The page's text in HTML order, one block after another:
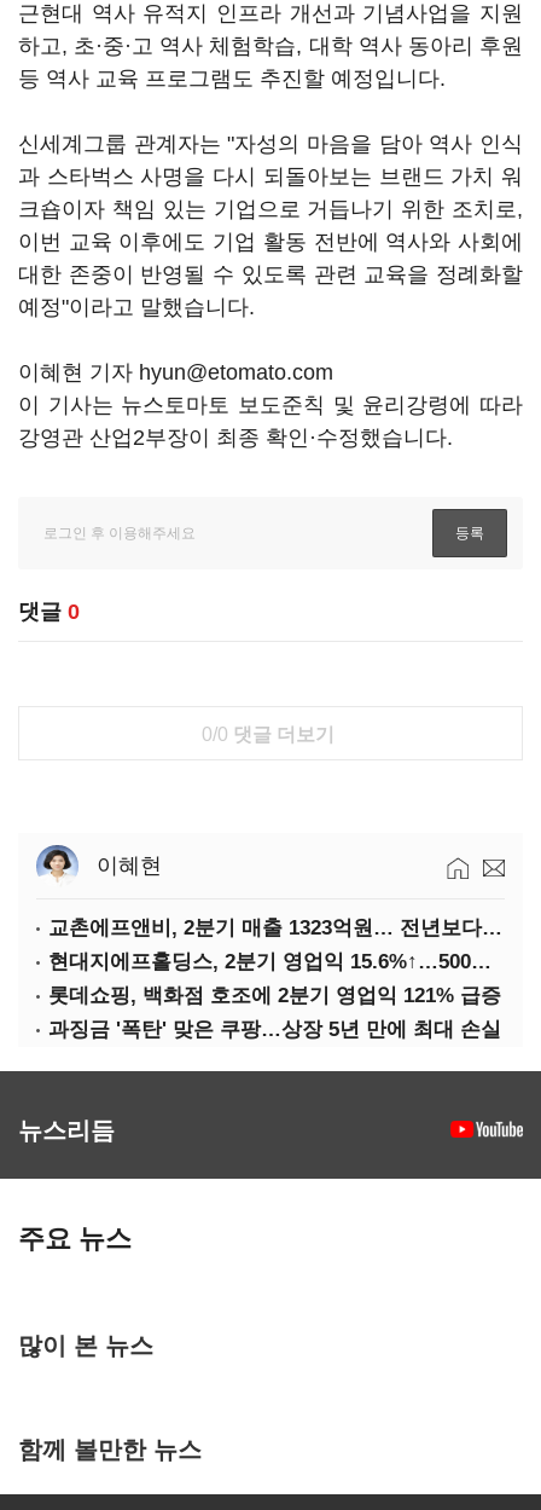
근현대 역사 유적지 인프라 개선과 기념사업을 지원
하고, 초·중·고 역사 체험학습, 대학 역사 동아리 후원
등 역사 교육 프로그램도 추진할 예정입니다.
신세계그룹 관계자는 "자성의 마음을 담아 역사 인식
과 스타벅스 사명을 다시 되돌아보는 브랜드 가치 워
크숍이자 책임 있는 기업으로 거듭나기 위한 조치로,
이번 교육 이후에도 기업 활동 전반에 역사와 사회에
대한 존중이 반영될 수 있도록 관련 교육을 정례화할
예정"이라고 말했습니다.
이혜현 기자 hyun@etomato.com
이 기사는 뉴스토마토 보도준칙 및 윤리강령에 따라
강영관 산업2부장이 최종 확인·수정했습니다.
댓글 0
0/0 댓글 더보기
이혜현
교촌에프앤비, 2분기 매출 1323억원… 전년보다 4.9%↑
현대지에프홀딩스, 2분기 영업익 15.6%↑…500억 규모 자사주 매입
롯데쇼핑, 백화점 호조에 2분기 영업익 121% 급증
과징금 '폭탄' 맞은 쿠팡…상장 5년 만에 최대 손실
뉴스리듬
주요 뉴스
많이 본 뉴스
함께 볼만한 뉴스